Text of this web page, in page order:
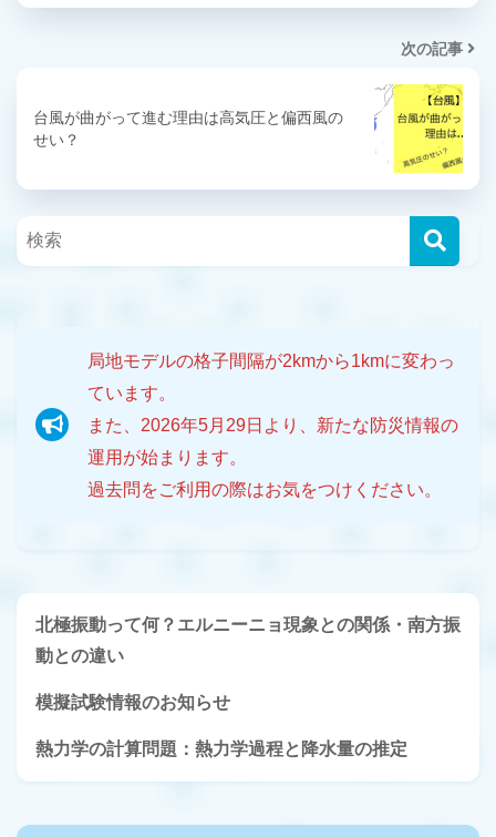
次の記事
台風が曲がって進む理由は高気圧と偏西風の
せい？
局地モデルの格子間隔が2kmから1kmに変わっ
ています。
また、2026年5月29日より、新たな防災情報の
運用が始まります。
過去問をご利用の際はお気をつけください。
北極振動って何？エルニーニョ現象との関係・南方振
動との違い
模擬試験情報のお知らせ
熱力学の計算問題：熱力学過程と降水量の推定